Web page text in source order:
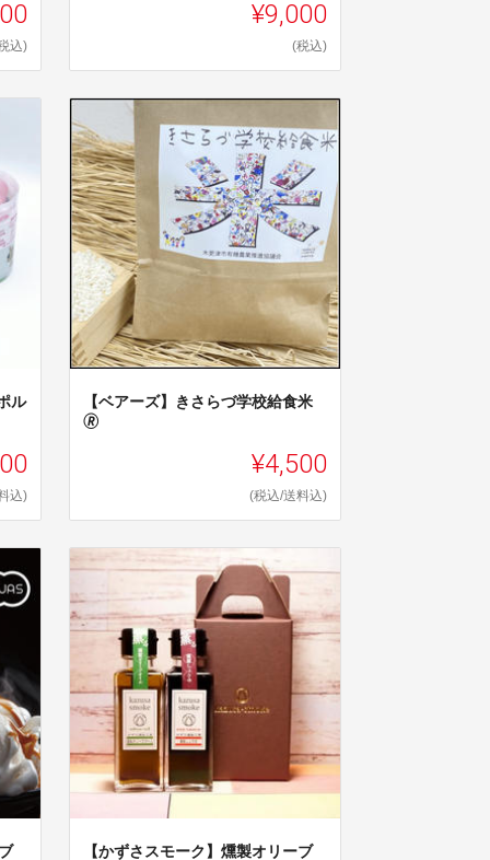
込)
¥9,000
(税込)
ル
込)
【ベアーズ】きさらづ学校給食米
🄬
¥4,500
(税込/送料込)
【かずさスモーク】燻製オリーブ